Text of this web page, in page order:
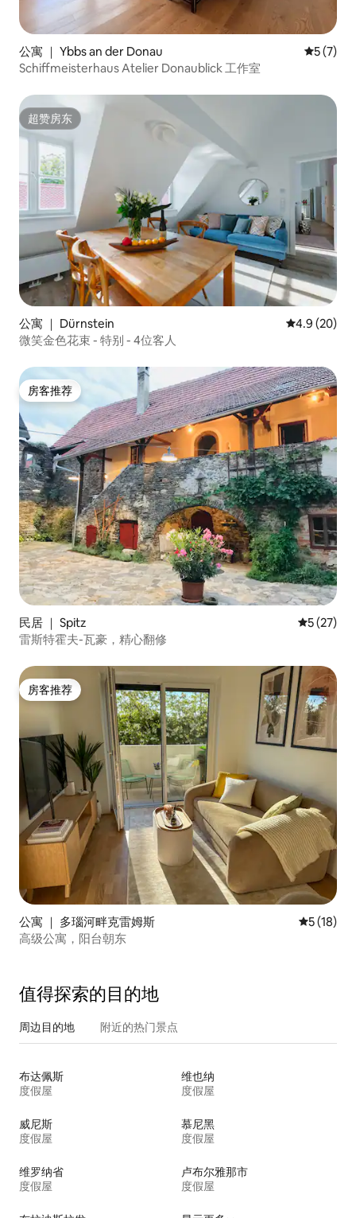
公寓 ｜ Ybbs an der Donau 平均评分
5 (7)
Schiffmeisterhaus Atelier Donaublick 工作室
超赞房东
超赞房东
公寓 ｜ Dürnstein 平均评分
4.9 (20)
微笑金色花束 - 特别 - 4位客人
房客推荐
房客推荐
民居 ｜ Spitz 平均评分
5 (27)
雷斯特霍夫-瓦豪，精心翻修
房客推荐
房客推荐
公寓 ｜ 多瑙河畔克雷姆斯 平均评分
5 (18)
高级公寓，阳台朝东
值得探索的目的地
周边目的地 附近的热门景点
布达佩斯
度假屋
维也纳
度假屋
威尼斯
度假屋
慕尼黑
度假屋
维罗纳省
度假屋
卢布尔雅那市
度假屋